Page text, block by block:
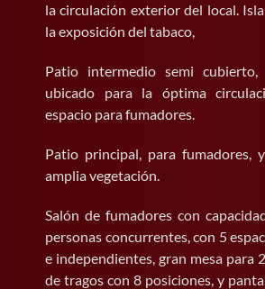
la circulación exterior del local.
la exposición del tabaco,
Patio intermedio semi cubierto,
ubicado para la óptima
espacio para fumadores.
Patio principal, para fumadores,
amplia vegetación.
Salón de fumadores con
personas concurrentes, con 5
e independientes, gran mesa para
de tragos con 8 posiciones, y